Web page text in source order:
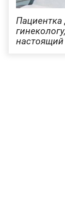
Пациентка
настоящий